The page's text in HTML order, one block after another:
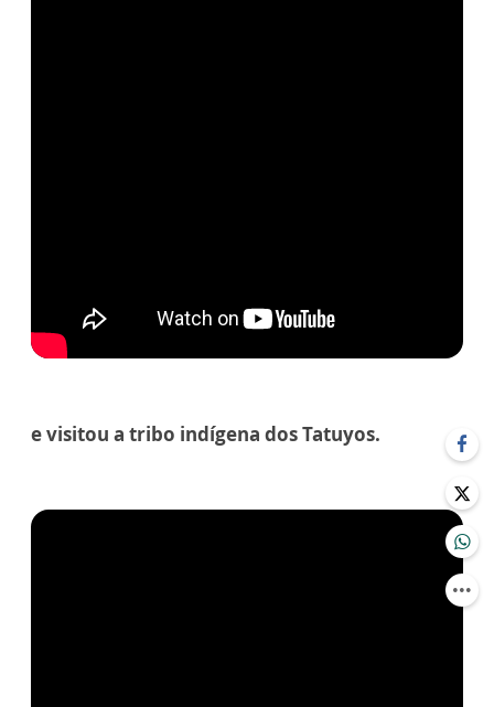
e visitou a tribo indígena dos Tatuyos.